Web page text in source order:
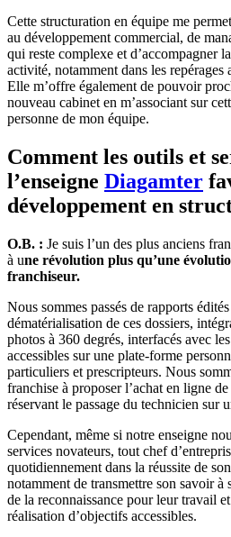
Cette structuration en équipe me
au développement commercial, de
qui reste complexe et d’accompagner
activité, notamment dans les
Elle m’offre également de pouvoir
nouveau cabinet en m’associant sur
personne de mon équipe.
Comment les outils et
l’enseigne Diagamter
développement en
O.B. : Je suis l’un des plus anciens
à une révolution plus qu’une
franchiseur.
Nous sommes passés de rapports
dématérialisation de ces dossiers,
photos à 360 degrés, interfacés avec
accessibles sur une plate-forme
particuliers et prescripteurs. Nous
franchise à proposer l’achat en ligne
réservant le passage du technicien sur
Cependant, même si notre enseigne
services novateurs, tout chef
quotidiennement dans la réussite de
notamment de transmettre son savoir à
de la reconnaissance pour leur travail
réalisation d’objectifs accessibles.